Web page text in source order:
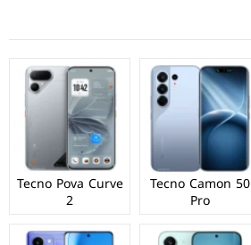
Tecno Camon 50
Pro
Tecno Pova Curve
2